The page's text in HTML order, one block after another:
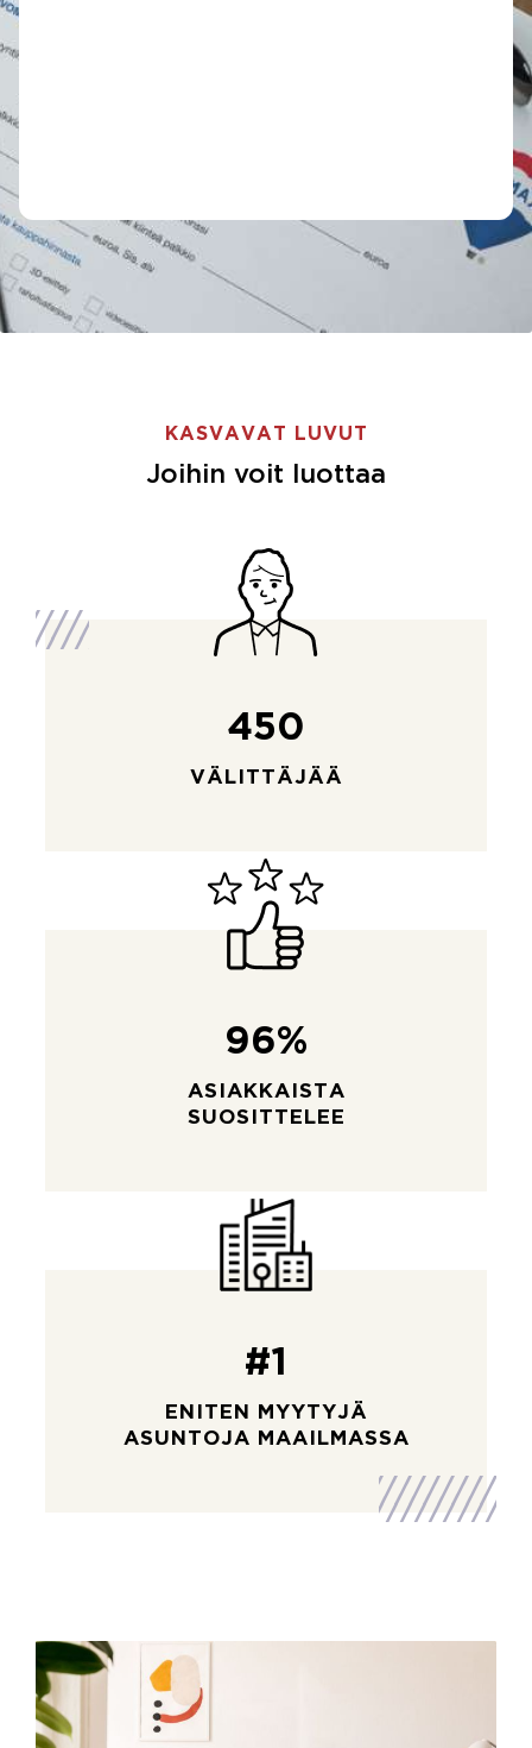
ei ole maailman paras
tällä hetkellä, joten
olen helpottunut ja
kiitollinen kauppojen
KASVAVAT LUVUT
Joihin voit luottaa
450
VÄLITTÄJÄÄ
96%
ASIAKKAISTA
SUOSITTELEE
#1
ENITEN MYYTYJÄ
ASUNTOJA MAAILMASSA